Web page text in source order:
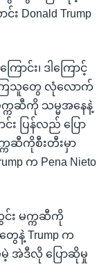
Trump
င်း၊ ဒါကြောင့်
ြသူတွေ လုံလောက်
ကဆီကို သမ္မအနေနဲ့
ပြန်လည် ပြော
ကဆီကိုစီးတီးမှာ
က Pena Nieto
း မက္ကဆီကို
နဲ့ Trump က
မဲ့ အဲဒီလို ပြောဆိုမှု